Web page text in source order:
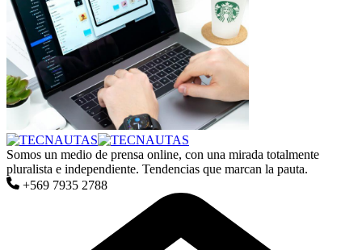
Somos un medio de prensa online, con una mirada totalmente
pluralista e independiente. Tendencias que marcan la pauta.
+569 7935 2788